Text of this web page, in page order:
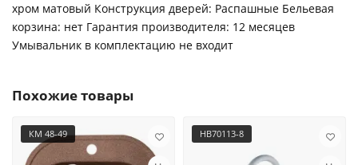
хром матовый Конструкция дверей: Распашные Бельевая
корзина: нет Гарантия производителя: 12 месяцев
Умывальник в комплектацию не входит
Похожие товары
КМ 48-49 HB70113-8